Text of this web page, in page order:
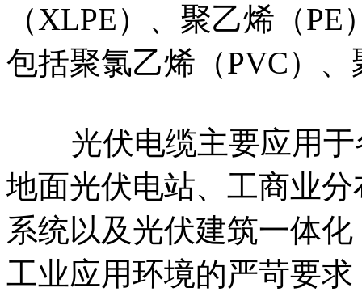
（XLPE）、聚乙烯（
包括聚氯乙烯（PVC）
光伏电缆主要应用于
地面光伏电站、工商业
系统以及光伏建筑一体
工业应用环境的严苛要